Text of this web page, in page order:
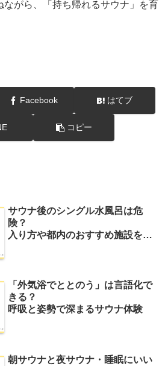
ながら、「持ち帰れるサウナ」を育
Facebook はてブ
コピー
サウナ後のシングル水風呂は危
険？
入り方や都内のおすすめ施設を紹
「外気浴でととのう」は言語化で
きる？
呼吸と姿勢で深まるサウナ体験
朝サウナと夜サウナ・睡眠にいい